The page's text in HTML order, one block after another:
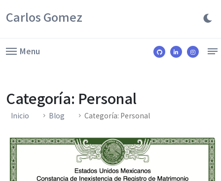
Carlos Gomez
Menu
Categoría: Personal
Inicio Blog Categoría: Personal